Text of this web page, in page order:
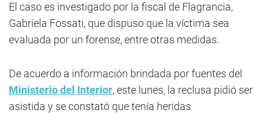
El caso es investigado por la fiscal de Flagrancia,
Gabriela Fossati, que dispuso que la víctima sea
evaluada por un forense, entre otras medidas.
De acuerdo a información brindada por fuentes del
Ministerio del Interior, este lunes, la reclusa pidió ser
asistida y se constató que tenía heridas